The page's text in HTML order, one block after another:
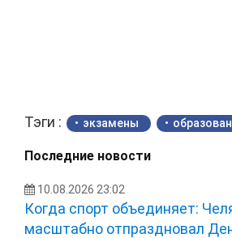
Тэги : экзамены
Последние новости
10.08.2026 23:02
Когда спорт объединяет:
масштабно отпраздновал